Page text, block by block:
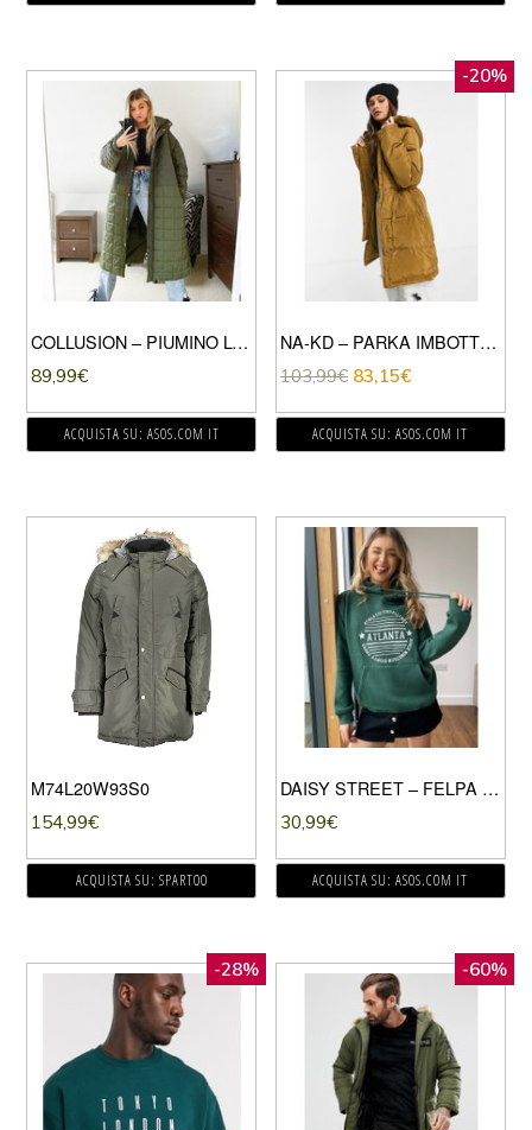
COLLUSION – PIUMINO LUNGO TRAPUNTATO MISTO VERDE
89,99€
ACQUISTA SU: ASOS.COM IT
-20%
NA-KD – PARKA IMBOTTITO CON VITA ARRICCIATA COLOR OLIVA-VERDE
103,99€ 83,15€
ACQUISTA SU: ASOS.COM IT
M74L20W93S0
154,99€
ACQUISTA SU: SPARTOO
DAISY STREET – FELPA OVERSIZE CON CAPPUCCIO E STAMPA “ATLANTA”-VERDE
30,99€
ACQUISTA SU: ASOS.COM IT
-28% -60%